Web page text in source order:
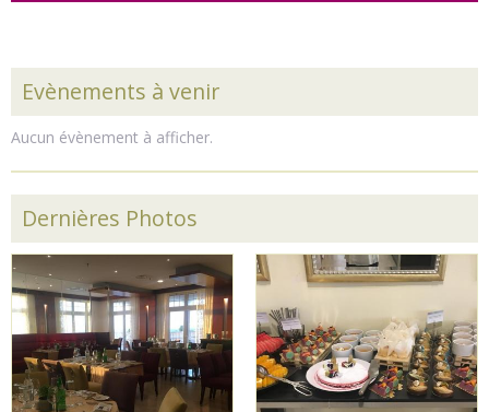
Evènements à venir
Aucun évènement à afficher.
Dernières Photos